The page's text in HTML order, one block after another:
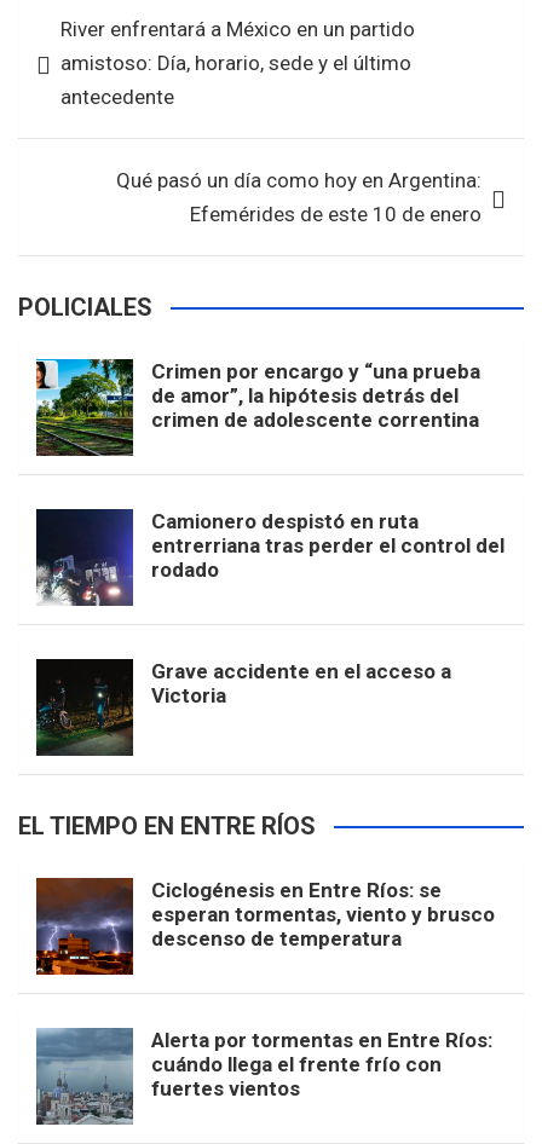
o
o
A
p
entradas
River enfrentará a México en un partido
amistoso: Día, horario, sede y el último
antecedente
Qué pasó un día como hoy en Argentina:
Efemérides de este 10 de enero
POLICIALES
Crimen por encargo y “una prueba
de amor”, la hipótesis detrás del
crimen de adolescente correntina
Camionero despistó en ruta
entrerriana tras perder el control del
rodado
Grave accidente en el acceso a
Victoria
EL TIEMPO EN ENTRE RÍOS
Ciclogénesis en Entre Ríos: se
esperan tormentas, viento y brusco
descenso de temperatura
Alerta por tormentas en Entre Ríos:
cuándo llega el frente frío con
fuertes vientos